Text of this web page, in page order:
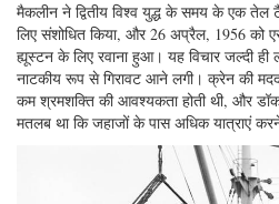
मैकलीन ने द्वितीय विश्व युद्ध के समय के एक
लिए संशोधित किया, और 26 अप्रैल, 1956 को
ह्यूस्टन के लिए रवाना हुआ। यह विचार जल्दी ही
नाटकीय रूप से गिरावट आने लगी। क्रेन की
कम श्रमशक्ति की आवश्यकता होती थी, और
मतलब था कि जहाजों के पास अधिक यात्राएं